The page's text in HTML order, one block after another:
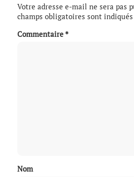
Votre adresse e-mail ne sera pas
champs obligatoires sont indiqués
Commentaire *
Nom